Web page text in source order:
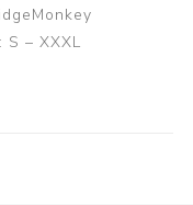
– XXXL